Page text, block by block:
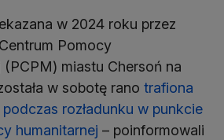
w 2024 roku przez
Pomocy
miastu Chersoń na
w sobotę rano trafiona
rozładunku w punkcie
humanitarnej – poinformowali